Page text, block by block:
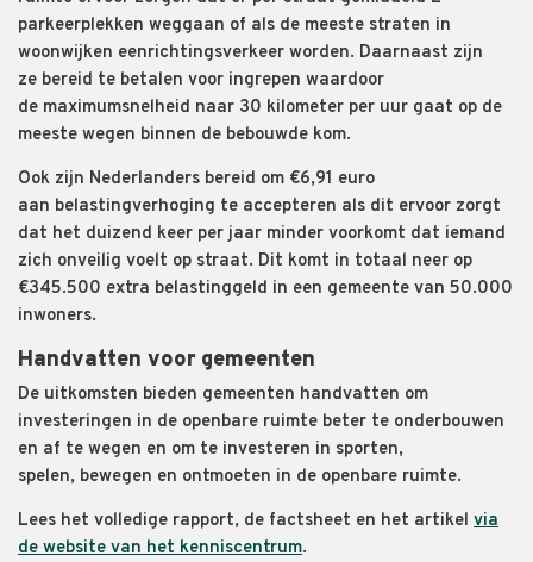
parkeerplekken weggaan of als de meeste straten in
woonwijken eenrichtingsverkeer worden. Daarnaast zijn
ze bereid te betalen voor ingrepen waardoor
de maximumsnelheid naar 30 kilometer per uur gaat op de
meeste wegen binnen de bebouwde kom.
Ook zijn Nederlanders bereid om €6,91 euro
aan belastingverhoging te accepteren als dit ervoor zorgt
dat het duizend keer per jaar minder voorkomt dat iemand
zich onveilig voelt op straat. Dit komt in totaal neer op
€345.500 extra belastinggeld in een gemeente van 50.000
inwoners.
Handvatten voor gemeenten
De uitkomsten bieden gemeenten handvatten om
investeringen in de openbare ruimte beter te onderbouwen
en af te wegen en om te investeren in sporten,
spelen, bewegen en ontmoeten in de openbare ruimte.
Lees het volledige rapport, de factsheet en het artikel via
de website van het kenniscentrum.